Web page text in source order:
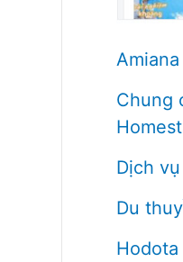
Chung
Dịch
Du
Hodota